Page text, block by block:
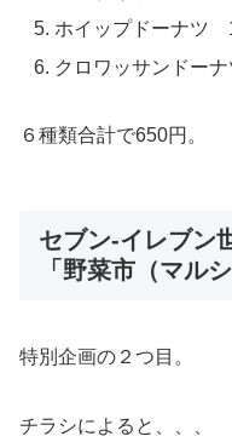
ホイップドーナツ
クロワッサンドー
６種類合計で650円。
セブン-イレブン
「野菜市（マル
特別企画の２つ目。
チラシによると、、、